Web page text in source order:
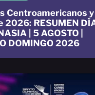
Centroamericanos
2026: RESUMEN
| 5 AGOSTO |
DOMINGO 2026